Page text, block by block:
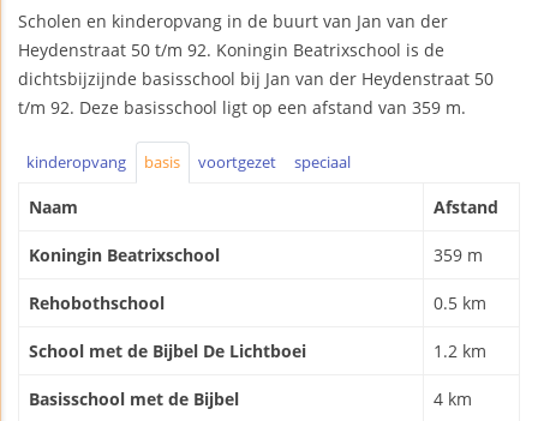
Scholen en kinderopvang in de buurt van Jan van der
Heydenstraat 50 t/m 92. Koningin Beatrixschool is de
dichtsbijzijnde basisschool bij Jan van der Heydenstraat 50
t/m 92. Deze basisschool ligt op een afstand van 359 m.
kinderopvang basis voortgezet speciaal
Naam Afstand
Koningin Beatrixschool 359 m
Rehobothschool 0.5 km
School met de Bijbel De Lichtboei 1.2 km
Basisschool met de Bijbel 4 km